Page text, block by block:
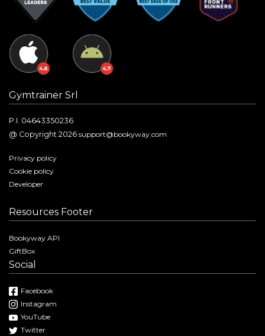
Gymtrainer Srl
P.I. 04643350236
@ Copyright 2026 support@bookyway.com
Privacy policy
Cookie policy
Developer
Resources Footer
Bookyway API
GiftBox
Social
Facebook
Instagram
YouTube
Twitter